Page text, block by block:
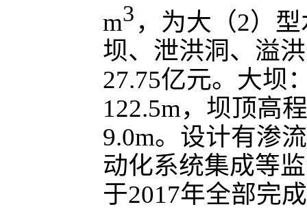
m3 ，为大（2）
坝、泄洪洞、溢
27.75亿元。大坝
122.5m，坝顶高
9.0m。设计有渗
动化系统集成等
于2017年全部完